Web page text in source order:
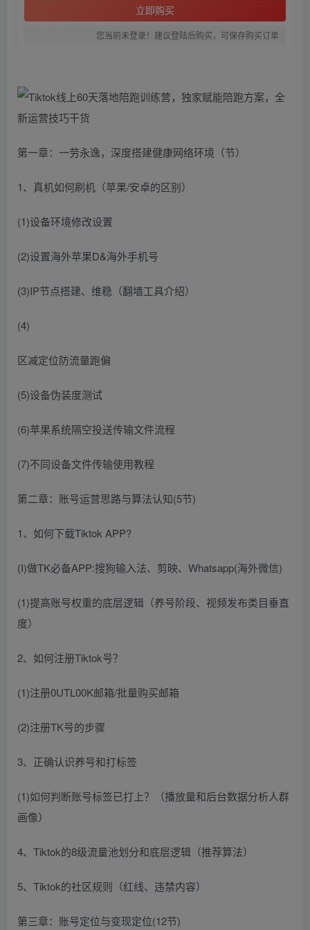
立即购买
您当前未登录！建议登陆后购买，可保存购买订单
第一章：一劳永逸，深度搭建健康网络环境（节）
1、真机如何刷机（苹果/安卓的区别）
(1)设备环境修改设置
(2)设置海外苹果D&海外手机号
(3)IP节点搭建、维稳（翻墙工具介绍）
(4)
区减定位防流量跑偏
(5)设备伪装度测试
(6)苹果系统隔空投送传输文件流程
(7)不同设备文件传输使用教程
第二章：账号运营思路与算法认知(5节)
1、如何下载Tiktok APP?
(I)做TK必备APP:搜狗输入法、剪映、Whatsapp(海外微信)
(1)提高账号权重的底层逻辑（养号阶段、视频发布类目垂直
度）
2、如何注册Tiktok号？
(1)注册0UTL00K邮箱/批量购买邮箱
(2)注册TK号的步骤
3、正确认识养号和打标签
(1)如何判断账号标签已打上？（播放量和后台数据分析人群
画像）
4、Tiktok的8级流量池划分和底层逻辑（推荐算法）
5、Tiktok的社区规则（红线、违禁内容）
第三章：账号定位与变现定位(12节)